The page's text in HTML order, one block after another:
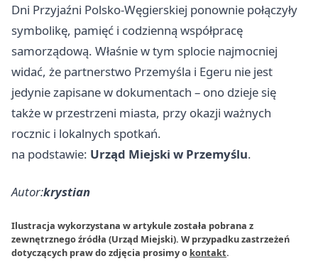
Dni Przyjaźni Polsko-Węgierskiej ponownie połączyły
symbolikę, pamięć i codzienną współpracę
samorządową. Właśnie w tym splocie najmocniej
widać, że partnerstwo Przemyśla i Egeru nie jest
jedynie zapisane w dokumentach – ono dzieje się
także w przestrzeni miasta, przy okazji ważnych
rocznic i lokalnych spotkań.
na podstawie: Urząd Miejski w Przemyślu.
Autor:krystian
Ilustracja wykorzystana w artykule została pobrana z
zewnętrznego źródła (Urząd Miejski). W przypadku zastrzeżeń
dotyczących praw do zdjęcia prosimy o kontakt.